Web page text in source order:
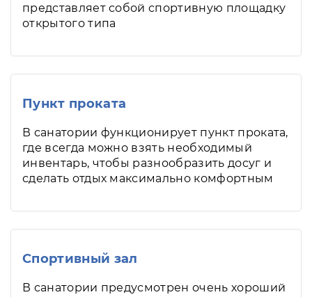
представляет собой спортивную площадку
открытого типа
Пункт проката
В санатории функционирует пункт проката,
где всегда можно взять необходимый
инвентарь, чтобы разнообразить досуг и
сделать отдых максимально комфортным
Спортивный зал
В санатории предусмотрен очень хороший